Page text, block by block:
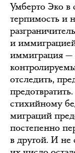
Умберто Эко в
терпимость и
и
иммиграция —
отследить,
стихийному
миграций
постепенно
в другой. И не